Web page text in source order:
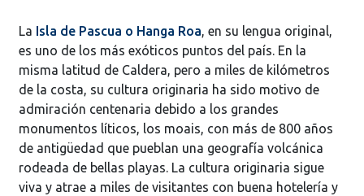
La Isla de Pascua o Hanga Roa, en su lengua original,
es uno de los más exóticos puntos del país. En la
misma latitud de Caldera, pero a miles de kilómetros
de la costa, su cultura originaria ha sido motivo de
admiración centenaria debido a los grandes
monumentos líticos, los moais, con más de 800 años
de antigüedad que pueblan una geografía volcánica
rodeada de bellas playas. La cultura originaria sigue
viva y atrae a miles de visitantes con buena hotelería y